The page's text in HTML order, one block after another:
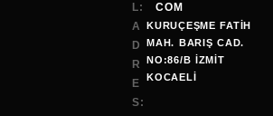
L:
COM
A
D
R
E
S:
KURUÇEŞME FATİH
MAH. BARIŞ CAD.
NO:86/B İZMİT
KOCAELI